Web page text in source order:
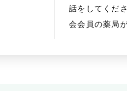
話をしてくだ
会会員の薬局